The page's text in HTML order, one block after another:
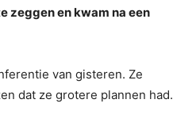
zeggen en kwam na een
van gisteren. Ze
dat ze grotere plannen had.